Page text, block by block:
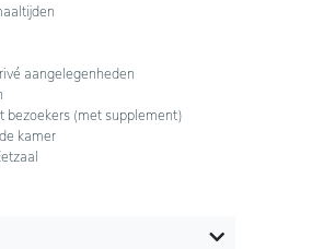
aangelegenheden
bezoekers (met supplement)
kamer